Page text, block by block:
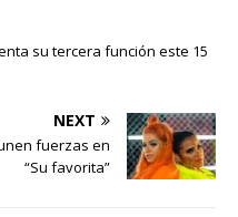
su tercera función este 15
NEXT
fuerzas en
“Su favorita”